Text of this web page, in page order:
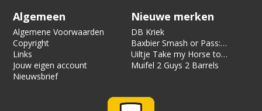
Algemeen
Algemene Voorwaarden
Copyright
Links
Jouw eigen account
Nieuwsbrief
Nieuwe merken
DB Kriek
Baxbier Smash or Pass:
Strata
Uiltje Take my Horse to
the Hotel Room
Muifel 2 Guys 2 Barrels